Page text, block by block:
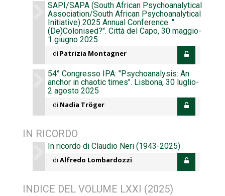
SAPI/SAPA (South African Psychoanalytical
Association/South African Psychoanalytical
Initiative) 2025 Annual Conference: "
(De)Colonised?". Città del Capo, 30 maggio-
1 giugno 2025
di Patrizia Montagner
54° Congresso IPA: "Psychoanalysis: An
anchor in chaotic times". Lisbona, 30 luglio-
2 agosto 2025
di Nadia Tröger
IN RICORDO
In ricordo di Claudio Neri (1943-2025)
di Alfredo Lombardozzi
INDICE DEL VOLUME LXXI (2025)